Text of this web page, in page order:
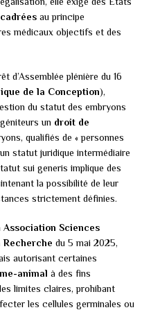
au principe
médicaux objectifs et des
d’Assemblée plénière du 16
de la Conception),
du statut des embryons
un droit de
qualifiés de « personnes
statut juridique intermédiaire
sui generis implique des
la possibilité de leur
strictement définies.
Association Sciences
du 5 mai 2025,
autorisant certaines
animal à des fins
limites claires, prohibant
les cellules germinales ou